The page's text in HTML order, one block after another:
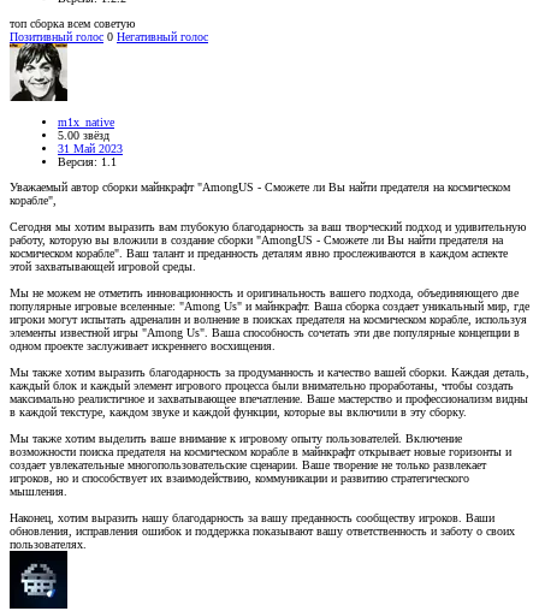
топ сборка всем советую
Позитивный голос 0 Негативный голос
m1x_native
5.00 звёзд
31 Май 2023
Версия: 1.1
Уважаемый автор сборки майнкрафт "AmongUS - Сможете ли Вы найти предателя на космическом
корабле",
Сегодня мы хотим выразить вам глубокую благодарность за ваш творческий подход и удивительную
работу, которую вы вложили в создание сборки "AmongUS - Сможете ли Вы найти предателя на
космическом корабле". Ваш талант и преданность деталям явно прослеживаются в каждом аспекте
этой захватывающей игровой среды.
Мы не можем не отметить инновационность и оригинальность вашего подхода, объединяющего две
популярные игровые вселенные: "Among Us" и майнкрафт. Ваша сборка создает уникальный мир, где
игроки могут испытать адреналин и волнение в поисках предателя на космическом корабле, используя
элементы известной игры "Among Us". Ваша способность сочетать эти две популярные концепции в
одном проекте заслуживает искреннего восхищения.
Мы также хотим выразить благодарность за продуманность и качество вашей сборки. Каждая деталь,
каждый блок и каждый элемент игрового процесса были внимательно проработаны, чтобы создать
максимально реалистичное и захватывающее впечатление. Ваше мастерство и профессионализм видны
в каждой текстуре, каждом звуке и каждой функции, которые вы включили в эту сборку.
Мы также хотим выделить ваше внимание к игровому опыту пользователей. Включение
возможности поиска предателя на космическом корабле в майнкрафт открывает новые горизонты и
создает увлекательные многопользовательские сценарии. Ваше творение не только развлекает
игроков, но и способствует их взаимодействию, коммуникации и развитию стратегического
мышления.
Наконец, хотим выразить нашу благодарность за вашу преданность сообществу игроков. Ваши
обновления, исправления ошибок и поддержка показывают вашу ответственность и заботу о своих
пользователях.